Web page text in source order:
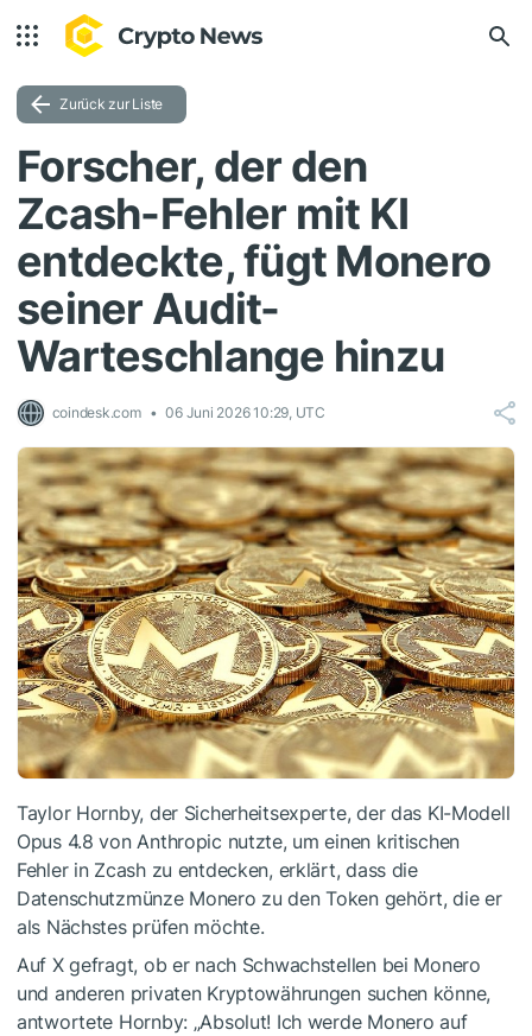
Zurück zur Liste
Forscher, der den
Zcash-Fehler mit KI
entdeckte, fügt Monero
seiner Audit-
Warteschlange hinzu
coindesk.com 06 Juni 2026 10:29, UTC
Taylor Hornby, der Sicherheitsexperte, der das KI-Modell
Opus 4.8 von Anthropic nutzte, um einen kritischen
Fehler in Zcash zu entdecken, erklärt, dass die
Datenschutzmünze Monero zu den Token gehört, die er
als Nächstes prüfen möchte.
Auf X gefragt, ob er nach Schwachstellen bei Monero
und anderen privaten Kryptowährungen suchen könne,
antwortete Hornby: „Absolut! Ich werde Monero auf